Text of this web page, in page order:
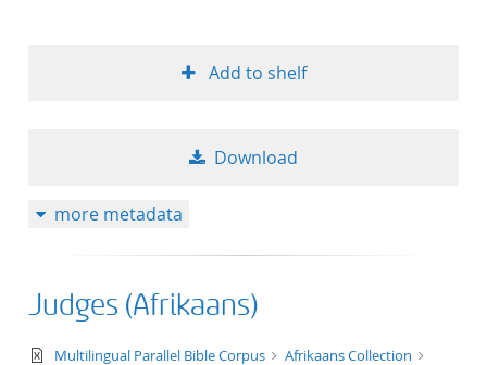
Add to shelf
Download
more metadata
Judges (Afrikaans)
text/xml
Multilingual Parallel Bible Corpus
Afrikaans Collection